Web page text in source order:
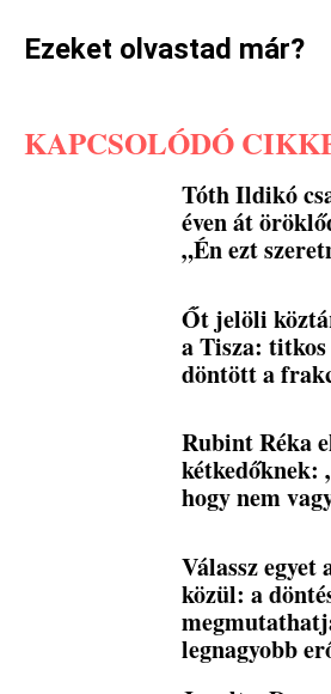
Ezeket olvastad már?
KAPCSOLÓDÓ
Tóth Ildikó
éven át
„Én ezt
Őt jelöli
a Tisza: titkos
döntött a
Rubint Réka
kétkedőknek:
hogy nem
Válassz
közül: a
legnagyobb